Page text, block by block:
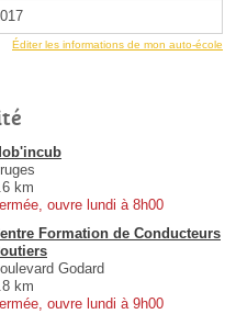
Éditer les informations de mon auto-école
km
ouvre lundi à 8h00
Formation de Conducteurs
Godard
km
ouvre lundi à 9h00